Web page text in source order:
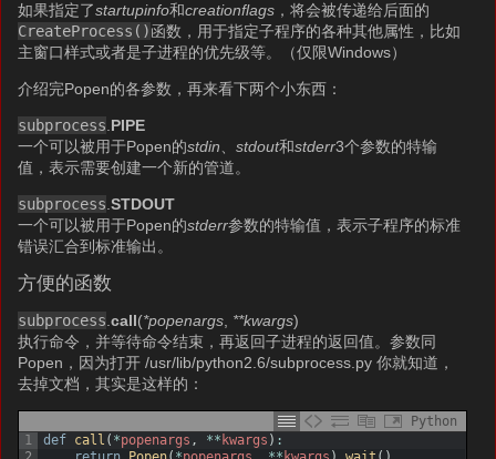
如果指定了startupinfo和creationflags ，将会被传递给后面的
CreateProcess()函数，用于指定子程序的各种其他属性，比如
主窗口样式或者是子进程的优先级等。（仅限Windows）
介绍完Popen的各参数，再来看下两个小东西：
subprocess PIPE
一个可以被用于Popen的stdin 、stdout和stderr3个参数的特输
值，表示需要创建一个新的管道。
subprocess .STDOUT
一个可以被用于Popen的stderr参数的特输值，表示子程序的标准
错误汇合到标准输出。
方便的函数
subprocess .call(*popenargs **kwargs)
执行命令，并等待命令结束，再返回子进程的返回值。参数同
Popen，因为打开 /usr/lib/python2.6/subprocess.py 你就知道，
去掉文档，其实是这样的：
Python
1
def call ( *popenargs , ** kwargs ) :